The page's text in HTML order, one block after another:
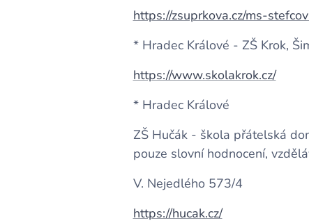
https://zsuprkova.cz/ms-
* Hradec Králové - ZŠ Krok,
https://www.skolakrok.cz/
* Hradec Králové
ZŠ Hučák - škola přátelská
pouze slovní hodnocení,
V. Nejedlého 573/4
https://hucak.cz/